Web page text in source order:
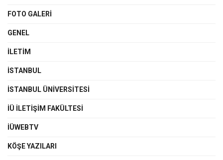
FOTO GALERI
GENEL
İLETIM
İSTANBUL
İSTANBUL ÜNIVERSITESI
İÜ İLETIŞIM FAKÜLTESI
İÜWEBTV
KÖŞE YAZILARI